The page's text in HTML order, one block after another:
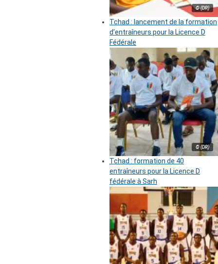
© (DR)
Tchad : lancement de la formation
d’entraîneurs pour la Licence D
Fédérale
© (DR)
Tchad : formation de 40
entraîneurs pour la Licence D
fédérale à Sarh